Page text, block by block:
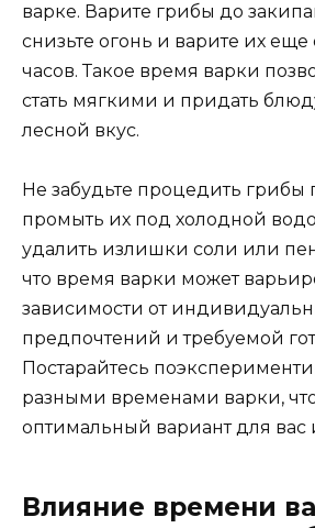
варке. Варите грибы до
снизьте огонь и варите их еще
часов. Такое время варки
стать мягкими и придать
лесной вкус.
Не забудьте процедить грибы
промыть их под холодной
удалить излишки соли или
что время варки может
зависимости от
предпочтений и требуемой
Постарайтесь
разными временами варки,
оптимальный вариант для
Влияние времени